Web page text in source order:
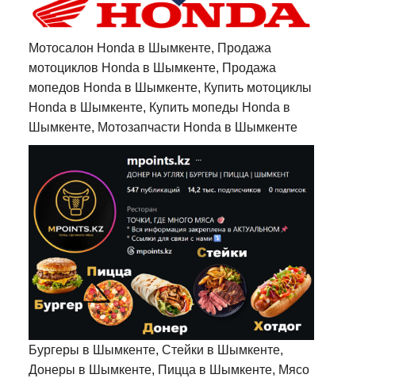
Мотосалон Honda в Шымкенте, Продажа
мотоциклов Honda в Шымкенте, Продажа
мопедов Honda в Шымкенте, Купить мотоциклы
Honda в Шымкенте, Купить мопеды Honda в
Шымкенте, Мотозапчасти Honda в Шымкенте
Бургеры в Шымкенте, Стейки в Шымкенте,
Донеры в Шымкенте, Пицца в Шымкенте, Мясо